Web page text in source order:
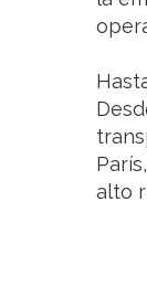
alto